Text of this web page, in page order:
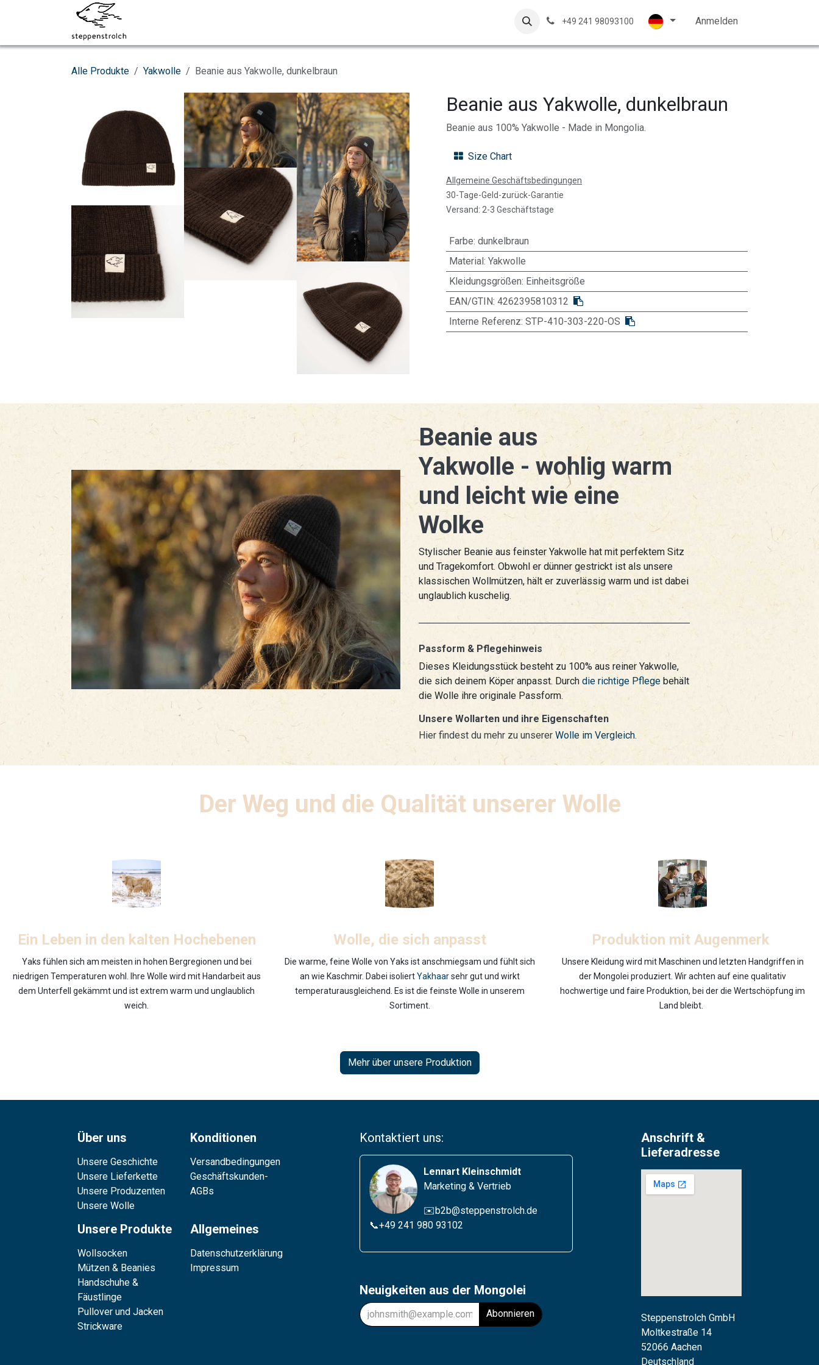
Zum Inhalt springen
Strickwolle Kontakt Hilfe
+49 241 98093100 Anmelden
Alle Produkte Yakwolle Beanie aus Yakwolle, dunkelbraun
Beanie aus Yakwolle, dunkelbraun
Beanie aus 100% Yakwolle - Made in Mongolia.
Size Chart
Allgemeine Geschäftsbedingungen
30-Tage-Geld-zurück-Garantie
Versand: 2-3 Geschäftstage
Farbe: dunkelbraun
Material: Yakwolle
Kleidungsgrößen: Einheitsgröße
EAN/GTIN: 4262395810312
Interne Referenz: STP-410-303-220-OS
Beanie aus
Yakwolle - wohlig warm
und leicht wie eine
Wolke
Stylischer Beanie aus feinster Yakwolle hat mit perfektem Sitz
und Tragekomfort. Obwohl er dünner gestrickt ist als unsere
klassischen Wollmützen, hält er zuverlässig warm und ist dabei
unglaublich kuschelig.
Passform & Pflegehinweis
Dieses Kleidungsstück besteht zu 100% aus reiner Yakwolle,
die sich deinem Köper anpasst. Durch die richtige Pflege behält
die Wolle ihre originale Passform.
Unsere Wollarten und ihre Eigenschaften
Hier findest du mehr zu unserer Wolle im Vergleich.
Der Weg und die Qualität unserer Wolle
Ein Leben in den kalten Hochebenen
Yaks fühlen sich am meisten in hohen Bergregionen und bei
niedrigen Temperaturen wohl. Ihre Wolle wird mit Handarbeit aus
dem Unterfell gekämmt und ist extrem warm und unglaublich
weich.
Wolle, die sich anpasst
Die warme, feine Wolle von Yaks ist anschmiegsam und fühlt sich
an wie Kaschmir. Dabei isoliertYakhaarsehr gut und wirkt
temperaturausgleichend. Es ist die feinste Wolle in unserem
Sortiment.
Produktion mit Augenmerk
Unsere Kleidung wird mit Maschinen und letzten Handgriffen in
der Mongolei produziert. Wir achten auf eine qualitativ
hochwertige und faire Produktion, bei der die Wertschöpfung im
Land bleibt.
Mehr über unsere Produktion
Kontaktiert uns:
Lennart Kleinschmidt
Marketing & Vertrieb
✉️b2b@steppenstrolch.de
📞+49 241 980 93102
Über uns
Unsere Geschichte
Unsere Lieferkette
Unsere Produzenten
Unsere Wolle
Konditionen
Versandbedingungen
Geschäftskunden-
AGBs
Unsere Produkte
Wollsocken
Mützen & Beanies
Handschuhe &
Fäustlinge
Pullover und Jacken
Strickware
Allgemeines
Datenschutzerklärung
Impressum
Anschrift &
Lieferadresse
Steppenstrolch GmbH
Moltkestraße 14
52066 Aachen
Deutschland
Neuigkeiten aus der Mongolei
Abonnieren